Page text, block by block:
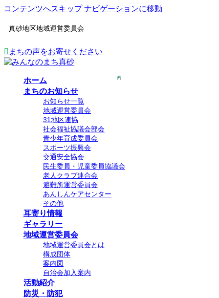
コンテンツへスキップ ナビゲーションに移動
真砂地区地域運営委員会
まちの声をお寄せください
ホーム
まちのお知らせ
お知らせ一覧
地域運営委員会
31地区連協
社会福祉協議会部会
青少年育成委員会
スポーツ振興会
交通安全協会
民生委員・児童委員協議会
老人クラブ連合会
避難所運営委員会
あんしんケアセンター
その他
耳寄り情報
ギャラリー
地域運営委員会
地域運営委員会とは
構成団体
案内図
自治会加入案内
活動紹介
防災・防犯